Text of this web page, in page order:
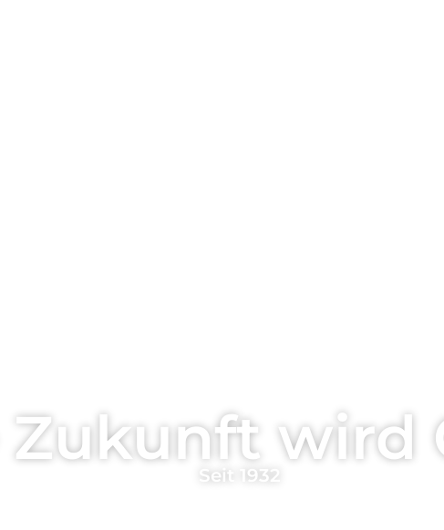
Zukunft wird
Seit 1932